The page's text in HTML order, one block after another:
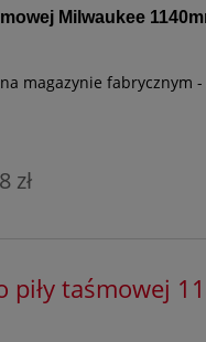
Milwaukee
magazynie fabrycznym
zł
piły taśmowej